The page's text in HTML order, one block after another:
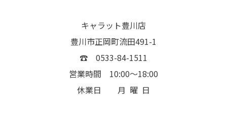
キャラット豊川店
豊川市正岡町流田491-1
☎ 0533-84-1511
営業時間 10:00～18:00
休業日 月 曜 日